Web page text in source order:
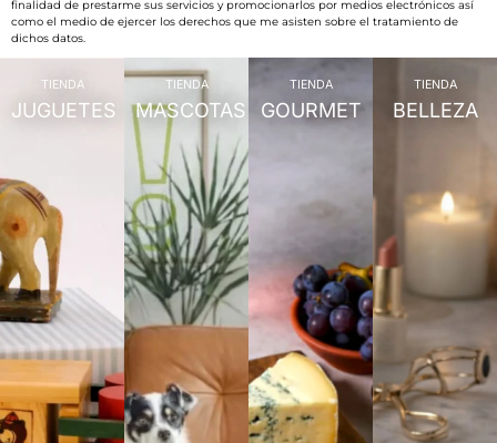
finalidad de prestarme sus servicios y promocionarlos por medios electrónicos así
como el medio de ejercer los derechos que me asisten sobre el tratamiento de
dichos datos.
TIENDA
JUGUETES
TIENDA
MASCOTAS
TIENDA
GOURMET
TIENDA
BELLEZA